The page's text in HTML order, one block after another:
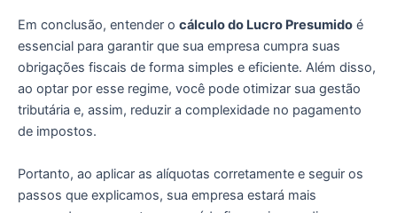
Em conclusão, entender o cálculo do Lucro Presumido é
essencial para garantir que sua empresa cumpra suas
obrigações fiscais de forma simples e eficiente. Além disso,
ao optar por esse regime, você pode otimizar sua gestão
tributária e, assim, reduzir a complexidade no pagamento
de impostos.
Portanto, ao aplicar as alíquotas corretamente e seguir os
passos que explicamos, sua empresa estará mais